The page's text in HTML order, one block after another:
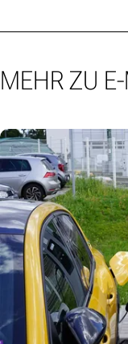
MEHR ZU